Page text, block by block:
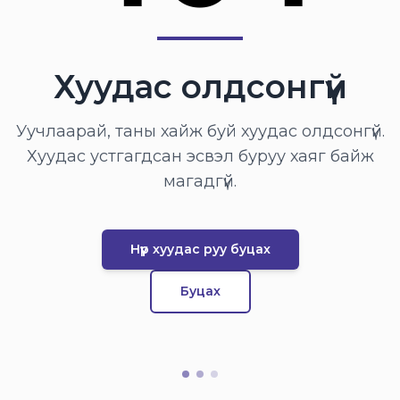
Хуудас олдсонгүй
Уучлаарай, таны хайж буй хуудас олдсонгүй.
Хуудас устгагдсан эсвэл буруу хаяг байж
магадгүй.
Нүүр хуудас руу буцах
Буцах